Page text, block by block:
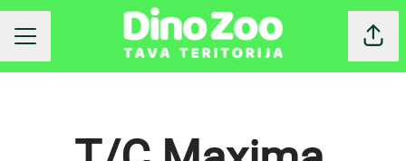
KARJERAS IZVĒLNE